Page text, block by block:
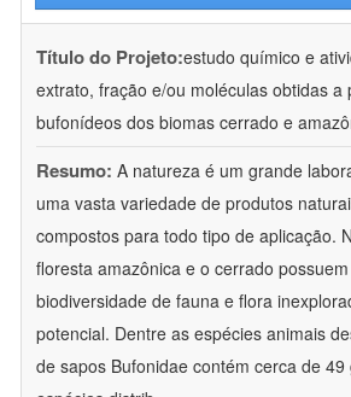
Título do Projeto:estudo químico e
extrato, fração e/ou moléculas obtidas a
bufonídeos dos biomas cerrado e
Resumo: A natureza é um grande
uma vasta variedade de produtos
compostos para todo tipo de aplicação.
floresta amazônica e o cerrado
biodiversidade de fauna e flora
potencial. Dentre as espécies animais
de sapos Bufonidae contém cerca de